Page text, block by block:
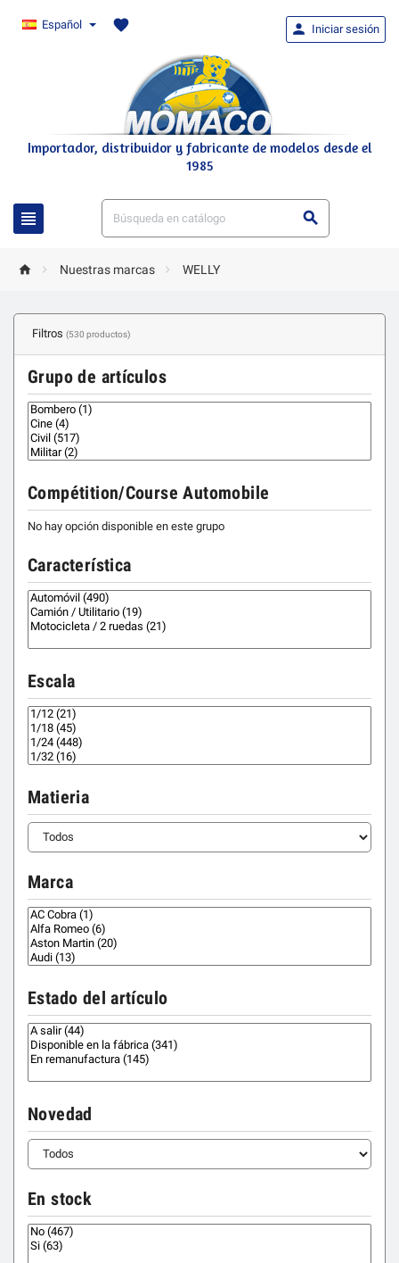
Español favorite
Importador, distribuidor y fabricante de modelos desde el
1985
 
 Iniciar sesión
  Nuestras marcas  WELLY
Filtros (530 productos)
Grupo de artículos
Compétition/Course Automobile
No hay opción disponible en este grupo
Característica
Escala
Matieria
Marca
Estado del artículo
Novedad
En stock